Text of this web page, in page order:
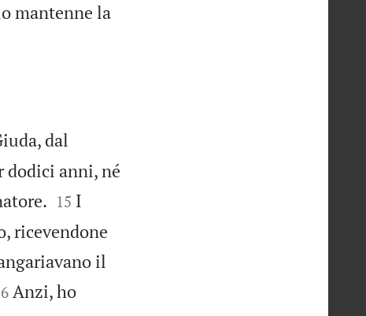
mantenne la
dal
dodici anni, né

15 I
ricevendone
il
Anzi, ho